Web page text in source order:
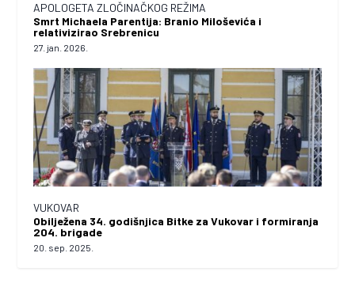
APOLOGETA ZLOČINAČKOG REŽIMA
Smrt Michaela Parentija: Branio Miloševića i
relativizirao Srebrenicu
27. jan. 2026.
VUKOVAR
Obilježena 34. godišnjica Bitke za Vukovar i formiranja
204. brigade
20. sep. 2025.